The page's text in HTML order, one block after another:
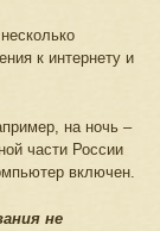
к интернету и
на ночь –
части России
включен.
не